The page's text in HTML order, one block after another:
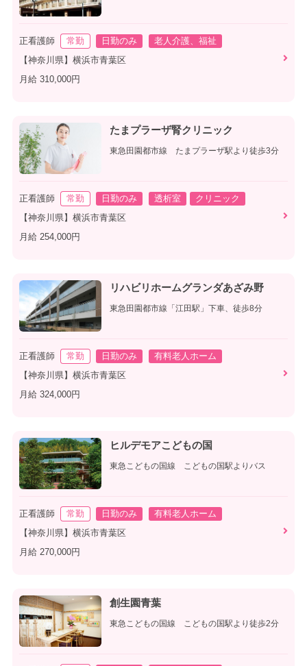
正看護師 常勤 日勤のみ
老人介護、福祉
【神奈川県】横浜市青葉区
月給 310,000円
たまプラーザ腎クリニック
東急田園都市線 たまプラーザ駅より徒歩3分
正看護師 常勤 日勤のみ 透析室
クリニック
【神奈川県】横浜市青葉区
月給 254,000円
リハビリホームグランダあざみ野
東急田園都市線「江田駅」下車、徒歩8分
正看護師 常勤 日勤のみ
有料老人ホーム
【神奈川県】横浜市青葉区
月給 324,000円
ヒルデモアこどもの国
東急こどもの国線 こどもの国駅よりバス
正看護師 常勤 日勤のみ
有料老人ホーム
【神奈川県】横浜市青葉区
月給 270,000円
創生園青葉
東急こどもの国線 こどもの国駅より徒歩2分